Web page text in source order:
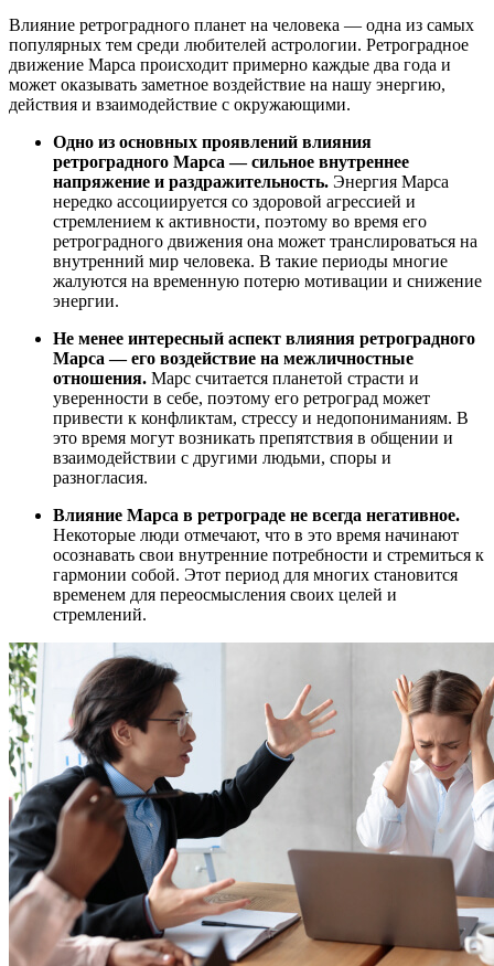
Влияние ретроградного планет на человека — одна из самых
популярных тем среди любителей астрологии. Ретроградное
движение Марса происходит примерно каждые два года и
может оказывать заметное воздействие на нашу энергию,
действия и взаимодействие с окружающими.
Одно из основных проявлений влияния
ретроградного Марса — сильное внутреннее
напряжение и раздражительность. Энергия Марса
нередко ассоциируется со здоровой агрессией и
стремлением к активности, поэтому во время его
ретроградного движения она может транслироваться на
внутренний мир человека. В такие периоды многие
жалуются на временную потерю мотивации и снижение
энергии.
Не менее интересный аспект влияния ретроградного
Марса — его воздействие на межличностные
отношения. Марс считается планетой страсти и
уверенности в себе, поэтому его ретроград может
привести к конфликтам, стрессу и недопониманиям. В
это время могут возникать препятствия в общении и
взаимодействии с другими людьми, споры и
разногласия.
Влияние Марса в ретрограде не всегда негативное.
Некоторые люди отмечают, что в это время начинают
осознавать свои внутренние потребности и стремиться к
гармонии собой. Этот период для многих становится
временем для переосмысления своих целей и
стремлений.